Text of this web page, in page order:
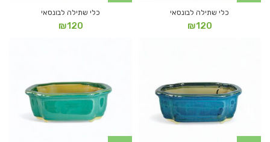
כלי שתילה לבונסאי
₪120
כלי שתילה לבונסאי
₪120